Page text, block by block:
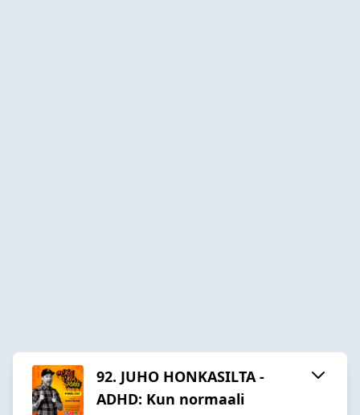
92. JUHO HONKASILTA -
ADHD: Kun normaali